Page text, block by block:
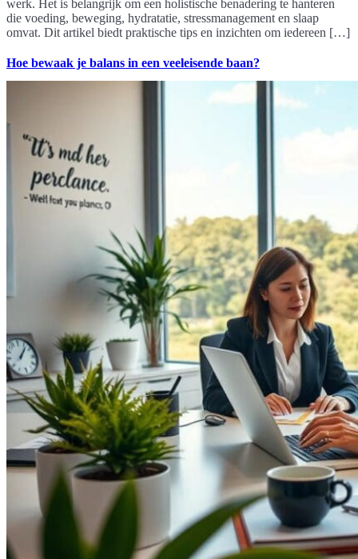
werk. Het is belangrijk om een holistische benadering te hanteren
die voeding, beweging, hydratatie, stressmanagement en slaap
omvat. Dit artikel biedt praktische tips en inzichten om iedereen […]
Hoe bewaak je balans in een veeleisende baan?